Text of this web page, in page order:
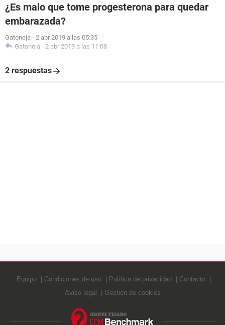
¿Es malo que tome progesterona para quedar
embarazada?
Gatoneja - 2 abr 2019 a las 05:35
Gatoneja - 2 abr 2019 a las 11:08
2 respuestas
Equipo Condiciones de uso Política de privacidad
Contacto
Aviso legal
Gestión de cookies